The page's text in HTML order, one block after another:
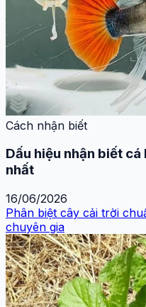
Cách nhận biết
Dấu hiệu nhận biết
nhất
16/06/2026
Phân biệt cây cải trời
chuyên gia